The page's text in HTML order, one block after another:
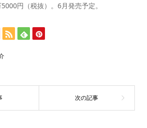
円（税抜）。6月発売予定。